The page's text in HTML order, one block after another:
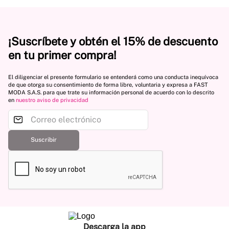
¡Suscríbete y obtén el 15% de descuento
en tu primer compra!
El diligenciar el presente formulario se entenderá como una conducta inequívoca
de que otorga su consentimiento de forma libre, voluntaria y expresa a FAST
MODA S.A.S. para que trate su información personal de acuerdo con lo descrito
en nuestro aviso de privacidad
Suscribir
Descarga la app